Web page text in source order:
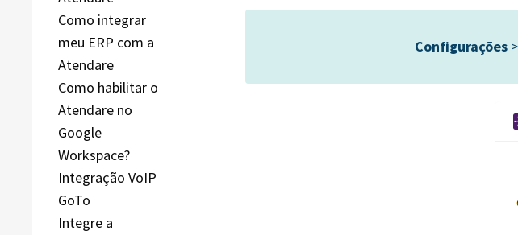
Como integrar
meu ERP com a
Atendare
Como habilitar o
Atendare no
Google
Workspace?
Integração VoIP
GoTo
Integre a
Configurações >